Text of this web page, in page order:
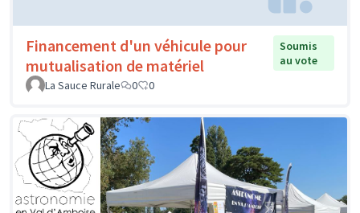
Financement d'un véhicule pour
mutualisation de matériel
Soumis
au vote
La Sauce Rurale
0 0